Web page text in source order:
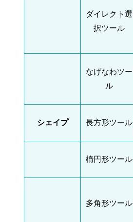
ダイレクト選
択ツール
なげなわツー
ル
シェイプ 長方形ツール
楕円形ツール
多角形ツール